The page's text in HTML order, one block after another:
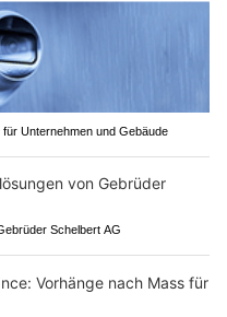
Unternehmen und Gebäude
Schelbert AG